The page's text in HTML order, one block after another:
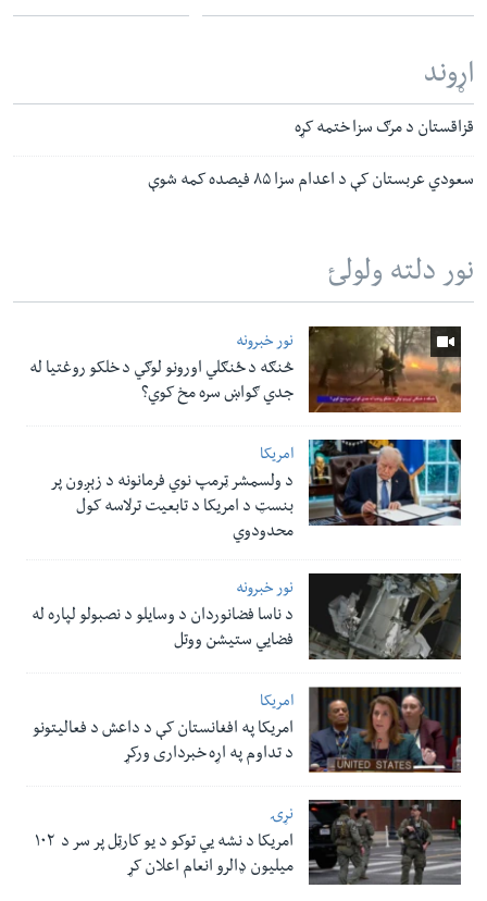
اړوند
قزاقستان د مرګ سزا ختمه کړه
سعودي عربستان کې د اعدام سزا ۸۵ فیصده کمه شوې
نور دلته ولولئ
نور خبرونه
څنګه د ځنګلي اورونو لوګي د خلکو روغتیا له
جدي ګواښ سره مخ کوي؟
امریکا
د ولسمشر ټرمپ نوي فرمانونه د زېږون پر
بنسټ د امریکا د تابعیت ترلاسه کول
محدودوي
نور خبرونه
د ناسا فضانوردان د وسایلو د نصبولو لپاره له
فضایي ستیشن ووتل
امریکا
امریکا په افغانستان کې د داعش د فعالیتونو
د تداوم په اړه خبرداری ورکړ
نړۍ
امریکا د نشه یي توکو د یو کارټل پر سر د ۱۰۲
میلیون ډالرو انعام اعلان کړ